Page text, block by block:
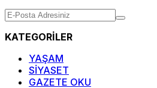
KATEGORİLER
YAŞAM
SİYASET
GAZETE OKU